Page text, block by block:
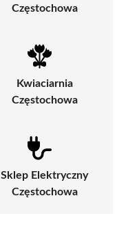
Częstochowa
Kwiaciarnia
Częstochowa
Sklep Elektryczny
Częstochowa